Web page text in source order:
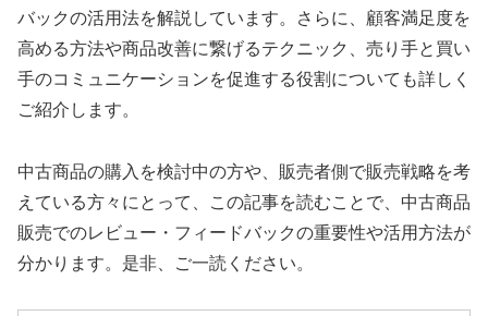
バックの活用法を解説しています。さらに、顧客満足度を
高める方法や商品改善に繋げるテクニック、売り手と買い
手のコミュニケーションを促進する役割についても詳しく
ご紹介します。
中古商品の購入を検討中の方や、販売者側で販売戦略を考
えている方々にとって、この記事を読むことで、中古商品
販売でのレビュー・フィードバックの重要性や活用方法が
分かります。是非、ご一読ください。